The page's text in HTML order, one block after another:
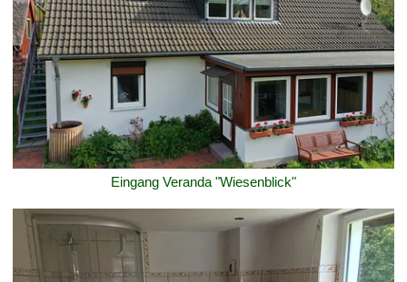
Eingang Veranda "Wiesenblick"